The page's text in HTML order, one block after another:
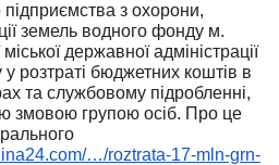
з охорони,
земель водного фонду м.
державної адміністрації
розтраті бюджетних коштів в
та службовому підробленні,
змовою групою осіб. Про це
…/roztrata-17-mln-grn-